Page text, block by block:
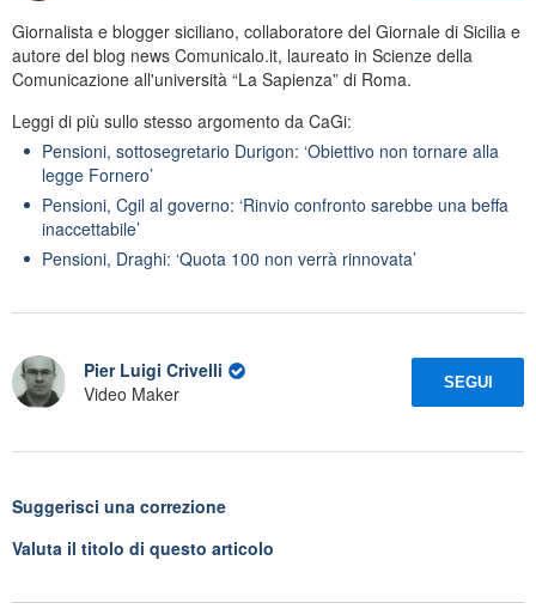
Giornalista e blogger siciliano, collaboratore del Giornale di Sicilia e
autore del blog news Comunicalo.it, laureato in Scienze della
Comunicazione all'università “La Sapienza” di Roma.
Leggi di più sullo stesso argomento da CaGi:
Pensioni, sottosegretario Durigon: ‘Obiettivo non tornare alla
legge Fornero’
Pensioni, Cgil al governo: ‘Rinvio confronto sarebbe una beffa
inaccettabile’
Pensioni, Draghi: ‘Quota 100 non verrà rinnovata’
Pier Luigi Crivelli
Video Maker
SEGUI
Suggerisci una correzione
Valuta il titolo di questo articolo